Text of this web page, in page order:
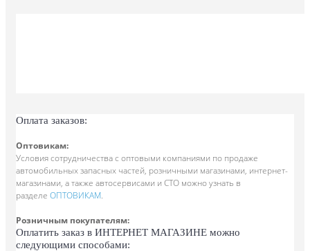
Оплата заказов:
Оптовикам:
Условия сотрудничества с оптовыми компаниями по продаже
автомобильных запасных частей, розничными магазинами, интернет-
магазинами, а также автосервисами и СТО можно узнать в
разделе ОПТОВИКАМ.
Розничным покупателям:
Оплатить заказ в ИНТЕРНЕТ МАГАЗИНЕ можно
следующими способами: